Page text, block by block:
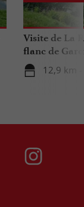
Visite de La
flanc de
12,9 km -